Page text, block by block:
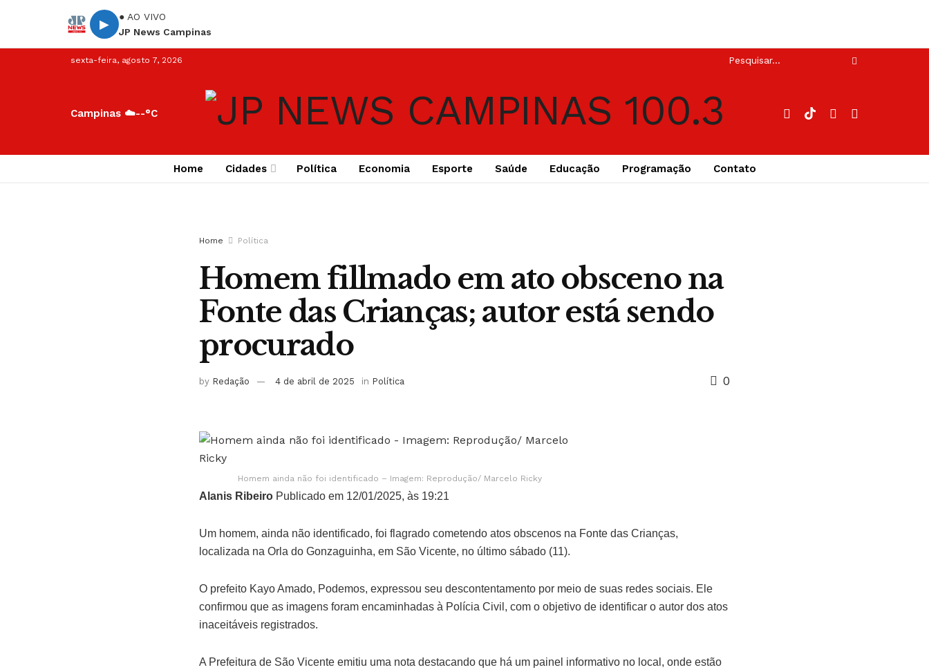
▶
● AO VIVO
JP News Campinas
sexta-feira, agosto 7, 2026
Campinas ☁️--°C
Home Cidades Política Economia Esporte Saúde Educação Programação Contato
Home Política
Homem fillmado em ato obsceno na
Fonte das Crianças; autor está sendo
procurado
by Redação 4 de abril de 2025 in Política 0
Homem ainda não foi identificado – Imagem: Reprodução/ Marcelo Ricky
Alanis Ribeiro Publicado em 12/01/2025, às 19:21
Um homem, ainda não identificado, foi flagrado cometendo atos obscenos na Fonte das Crianças,
localizada na Orla do Gonzaguinha, em São Vicente, no último sábado (11).
O prefeito Kayo Amado, Podemos, expressou seu descontentamento por meio de suas redes sociais. Ele
confirmou que as imagens foram encaminhadas à Polícia Civil, com o objetivo de identificar o autor dos atos
inaceitáveis registrados.
A Prefeitura de São Vicente emitiu uma nota destacando que há um painel informativo no local, onde estão